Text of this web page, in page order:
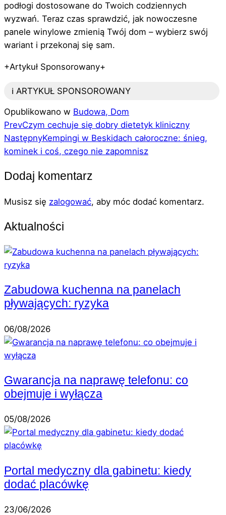
podłogi dostosowane do Twoich codziennych
wyzwań. Teraz czas sprawdzić, jak nowoczesne
panele winylowe zmienią Twój dom – wybierz swój
wariant i przekonaj się sam.
+Artykuł Sponsorowany+
ℹ️ ARTYKUŁ SPONSOROWANY
Opublikowano w Budowa, Dom
PrevCzym cechuje się dobry dietetyk kliniczny
NastępnyKempingi w Beskidach całoroczne: śnieg,
kominek i coś, czego nie zapomnisz
Dodaj komentarz
Musisz się zalogować, aby móc dodać komentarz.
Aktualności
Zabudowa kuchenna na panelach
pływających: ryzyka
06/08/2026
Gwarancja na naprawę telefonu: co
obejmuje i wyłącza
05/08/2026
Portal medyczny dla gabinetu: kiedy
dodać placówkę
23/06/2026